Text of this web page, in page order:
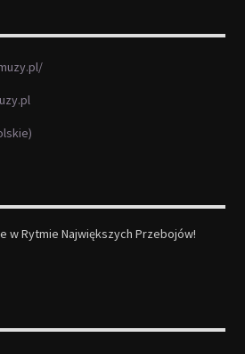
w Rytmie Największych Przebojów!